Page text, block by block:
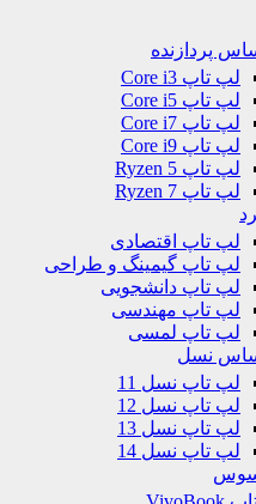
پردازنده
لپ تاپ Core i3
لپ تاپ Core i5
لپ تاپ Core i7
لپ تاپ Core i9
لپ تاپ Ryzen 5
لپ تاپ Ryzen 7
لپ تاپ اقتصادی
لپ تاپ گیمینگ و طراحی
لپ تاپ دانشجویی
لپ تاپ مهندسی
لپ تاپ لمسی
نسل
لپ تاپ نسل 11
لپ تاپ نسل 12
لپ تاپ نسل 13
لپ تاپ نسل 14